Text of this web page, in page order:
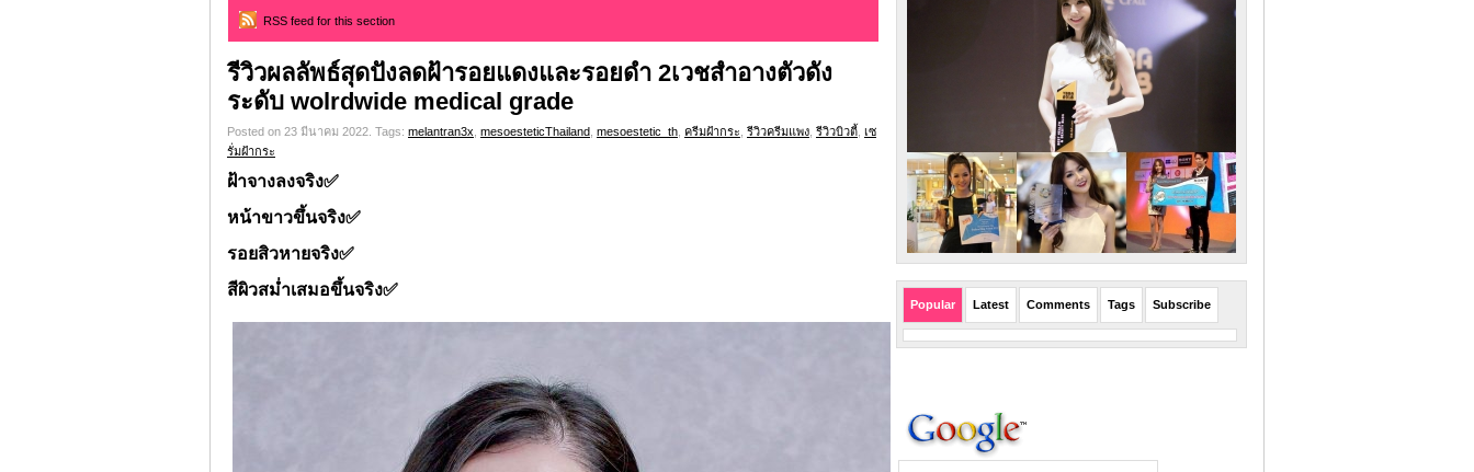
RSS feed for this section
รีวิวผลลัพธ์สุดปังลดฝ้ารอยแดงและรอยดำ 2เวชสำอางตัวดัง
ระดับ wolrdwide medical grade
Posted on 23 มีนาคม 2022. Tags: melantran3x mesoesteticThailand mesoestetic_th ครีมฝ้ากระ รีวิวครีมแพง รีวิวบิวตี้ เซ
รั่มฝ้ากระ
ฝ้าจางลงจริง✅
หน้าขาวขึ้นจริง✅
รอยสิวหายจริง✅
สีผิวสม่ำเสมอขึ้นจริง✅
Popular Latest Comments Tags Subscribe